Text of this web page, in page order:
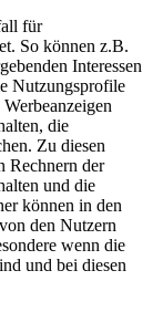
für
So können z.B.
Interessen
Nutzungsprofile
die
Zu diesen
Rechnern der
und die
können in den
den Nutzern
wenn die
und bei diesen